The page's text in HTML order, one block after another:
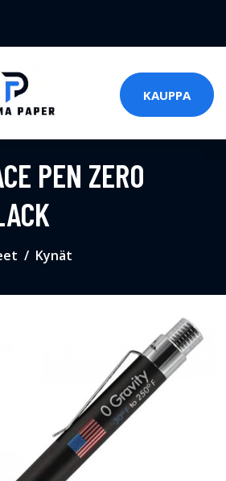
KAUPPA
PEN ZERO
Kynät